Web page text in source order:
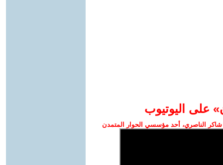
على اليوتيوب
الناصري، أحد مؤسسي الحوار المتمدن